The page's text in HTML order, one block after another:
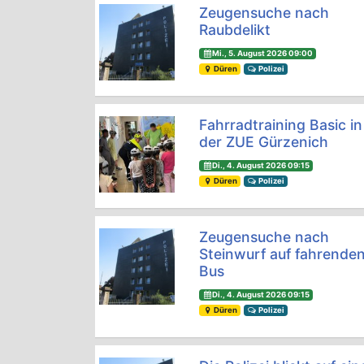
Zeugensuche nach
Raubdelikt
Mi., 5. August 2026 09:00
Düren
Polizei
Fahrradtraining Basic in
der ZUE Gürzenich
Di., 4. August 2026 09:15
Düren
Polizei
Zeugensuche nach
Steinwurf auf
Bus
Di., 4. August 2026 09:15
Düren
Polizei